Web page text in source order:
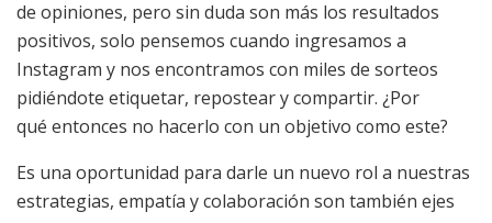
de opiniones, pero sin duda son más los resultados
positivos, solo pensemos cuando ingresamos a
Instagram y nos encontramos con miles de sorteos
pidiéndote etiquetar, repostear y compartir. ¿Por
qué entonces no hacerlo con un objetivo como este?
Es una oportunidad para darle un nuevo rol a nuestras
estrategias, empatía y colaboración son también ejes